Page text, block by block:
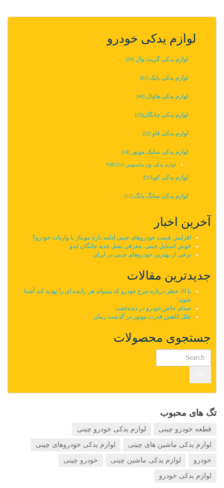
لوازم یدکی خودرو
لوازم یدکی گریت وال [59]
لوازم یدکی بایک [61]
لوازم یدکی هاوال [49]
لوازم یدکی چانگان‬‎[13]
لوازم یدکی فاو [22]
لوازم یدکی سایک موتور [14]
لوازم یدکی ون مکسوس V80 [14]
لوازم یدکی کوپا [7]
لوازم یدکی سانگ یانگ [11]
آخرین اخبار
افزایش قیمت خودروهای چینی ادامه دارد| مونتاژ یا واردات خودرو؟
خوش استایل چینی، معرفی نسل جدید چانگان ایدو
برخی از بهترین خودروهای چینی در ایران
جدیدترین مقالات
با 10 خطر درباره چرخ خودرو که میتواند هر راننده ای را تهدید کند آشنا
شوید!
صدای خاص خودرو در دنده‌عقب
علل کاهش قدرت موتور در گذشت زمان
جستجوی محصولات
تگ های محبوب
قطعه خودرو چینی لوازم یدکی خودرو چینی
لوازم یدکی ماشین های چینی لوازم یدکی خودروهای چینی
خودرو لوازم یدکی ماشین چینی خودرو چینی
لوازم یدکی خودرو